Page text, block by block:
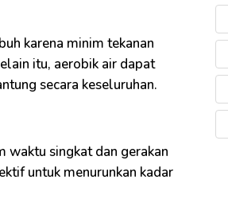
karena minim tekanan
itu, aerobik air dapat
secara keseluruhan.
waktu singkat dan gerakan
untuk menurunkan kadar